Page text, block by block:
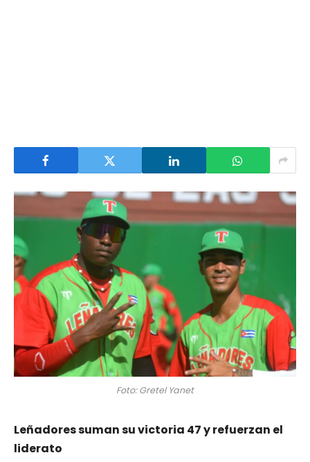
Foto: Gretel Yanet
Leñadores suman su victoria 47 y refuerzan el
liderato